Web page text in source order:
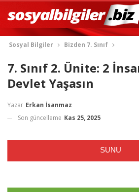
Sosyal Bilgiler Bizden 7. Sınıf
7. Sınıf 2. Ünite: 2
Devlet Yaşasın
Yazar Erkan İsanmaz
Son güncelleme Kas 25, 2025
SUNU